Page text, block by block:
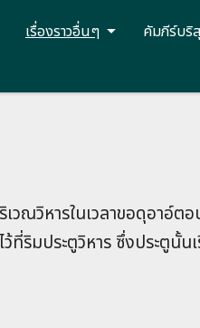
เรื่องราวอื่นๆ คัมภีร์บริ
วณวิหารในเวลาขอดุอาอ์
ที่ริมประตูวิหาร ซึ่งประตูนั้น